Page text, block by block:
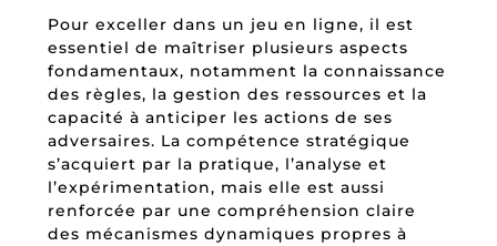
Pour exceller dans un jeu en ligne, il est
essentiel de maîtriser plusieurs aspects
fondamentaux, notamment la connaissance
des règles, la gestion des ressources et la
capacité à anticiper les actions de ses
adversaires. La compétence stratégique
s’acquiert par la pratique, l’analyse et
l’expérimentation, mais elle est aussi
renforcée par une compréhension claire
des mécanismes dynamiques propres à